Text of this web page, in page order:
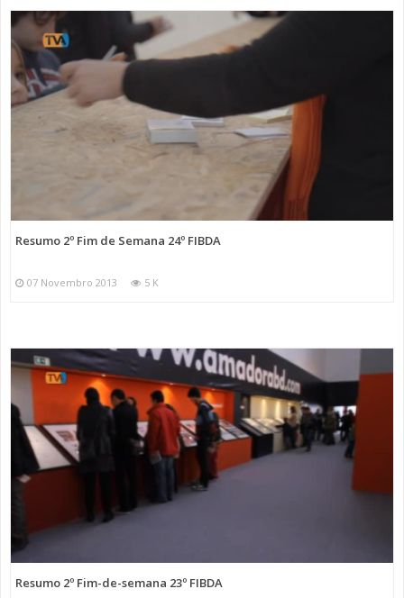
Resumo 2º Fim de Semana 24º FIBDA
07 Novembro 2013 5 K
Resumo 2º Fim-de-semana 23º FIBDA